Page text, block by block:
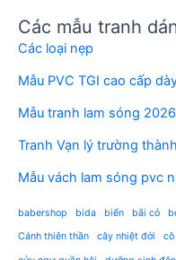
Các mẫu tranh
Các loại nẹp
Mẫu PVC TGI cao cấp
Mẫu tranh lam sóng
Tranh Vạn lý trường
Mẫu vách lam sóng pvc
babershop bida biển bãi cỏ
Cánh thiên thần
cây nhiệt đới cô